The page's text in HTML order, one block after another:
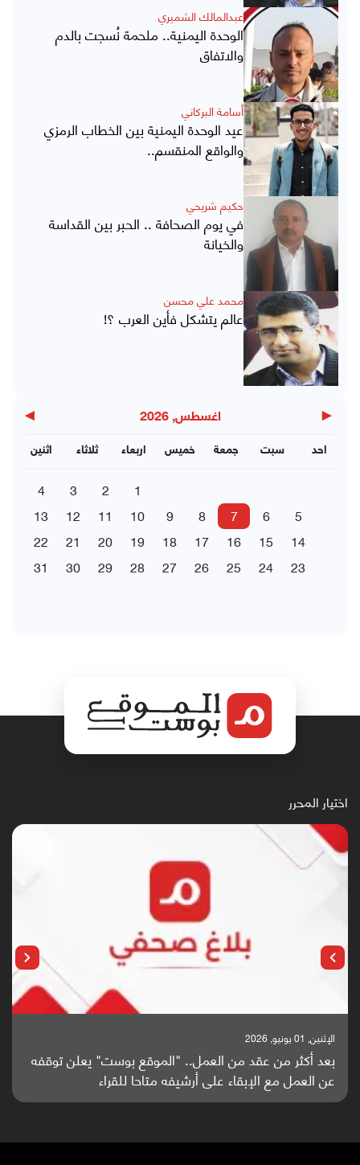
عبدالمالك الشميري
الوحدة اليمنية.. ملحمة نُسجت بالدم
والاتفاق
أسامة البركاني
عيد الوحدة اليمنية بين الخطاب الرمزي
والواقع المنقسم..
حكيم شريحي
في يوم الصحافة .. الحبر بين القداسة
والخيانة
محمد علي محسن
عالم يتشكل فأين العرب ؟!
◀ اغسطس, 2026 ▶
اثنين ثلاثاء اربعاء خميس جمعة سبت احد
1
2
3
4
5
6
7
8
9
10
11
12
13
14
15
16
17
18
19
20
21
22
23
24
25
26
27
28
29
30
31
اختيار المحرر
الإثنين, 25 مايو, 2026
باحثون من اليمن يدخلون سباق أبحاث ألزهايمر بدراسة
واعدة منشورة عالميا (ترجمة)